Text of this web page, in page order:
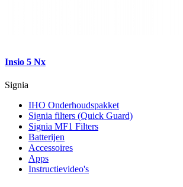
Insio 5 Nx
Signia
IHO Onderhoudspakket
Signia filters (Quick Guard)
Signia MF1 Filters
Batterijen
Accessoires
Apps
Instructievideo's